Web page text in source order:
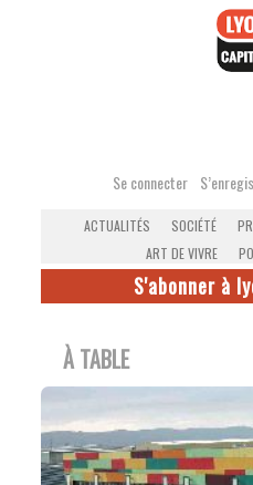
Se connecter
ACTUALITÉS SOCIÉTÉ
ART DE VIVRE
S'abonner à
À TABLE